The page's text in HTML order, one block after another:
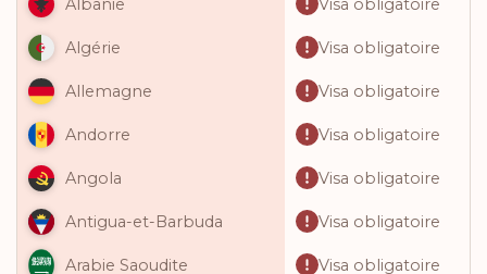
Albanie
Algérie Visa obligatoire
Allemagne Visa obligatoire
Andorre Visa obligatoire
Angola Visa obligatoire
Antigua-et-Barbuda Visa obligatoire
Arabie Saoudite Visa obligatoire